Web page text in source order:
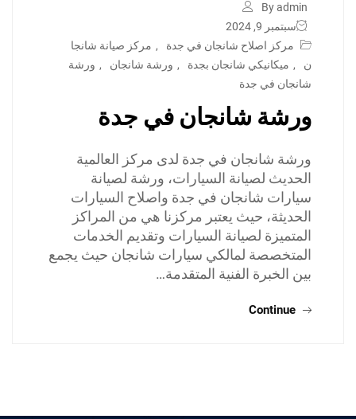
By admin
سبتمبر 9, 2024
مركز اصلاح شانجان في جدة
, مركز صيانة شانجا
ن
, ميكانيكي شانجان بجدة , ورشة شانجان , ورشة
شانجان في جدة
ورشة شانجان في جدة
ورشة شانجان في جدة لدى مركز العالمية
الحديث لصيانة السيارات، ورشة لصيانة
سيارات شانجان في جدة واصلاح السيارات
الحديثة، حيث يعتبر مركزنا هي من المراكز
المتميزة لصيانة السيارات وتقديم الخدمات
المتخصصة لمالكي سيارات شانجان حيث يجمع
بين الخبرة الفنية المتقدمة…
Continue